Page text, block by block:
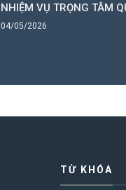
NHIỆM VỤ TRỌNG TÂM
04/05/2026
TỪ KHÓA